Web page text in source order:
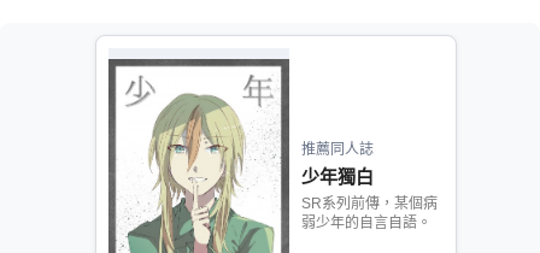
推薦同人誌
少年獨白
SR系列前傳，某個病
弱少年的自言自語。